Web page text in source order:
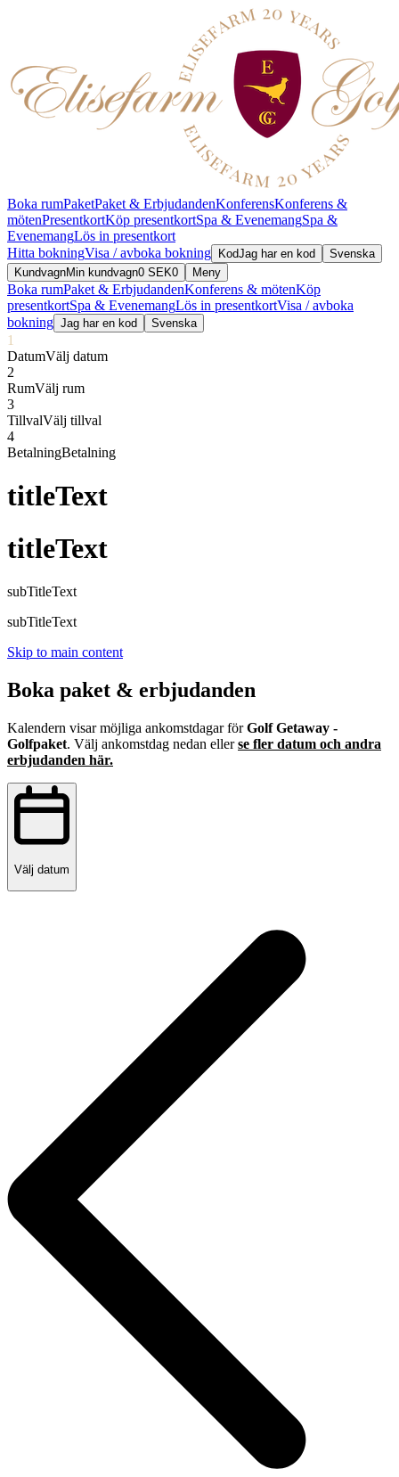
Boka rumPaketPaket & ErbjudandenKonferensKonferens &
mötenPresentkortKöp presentkortSpa & EvenemangSpa &
EvenemangLös in presentkort
Hitta bokningVisa / avboka bokning KodJag har en kod
Svenska
KundvagnMin kundvagn0 SEK0 Meny
Boka rumPaket & ErbjudandenKonferens & mötenKöp
presentkortSpa & EvenemangLös in presentkortVisa / avboka
bokning Jag har en kod Svenska
1
DatumVälj datum
2
RumVälj rum
3
TillvalVälj tillval
4
BetalningBetalning
titleText
titleText
subTitleText
subTitleText
Skip to main content
Boka paket & erbjudanden
Kalendern visar möjliga ankomstdagar förGolf Getaway -
Golfpaket. Välj ankomstdag nedan ellerse fler datum och andra
erbjudanden här.
Välj datum